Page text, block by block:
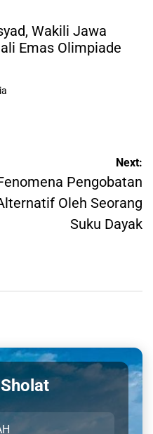
Wakili Jawa
Emas Olimpiade
Next:
Pengobatan
Oleh Seorang
Suku Dayak